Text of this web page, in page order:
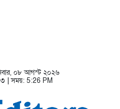
০৮ আগস্ট ২০২৬
| সময়: 5:26 PM